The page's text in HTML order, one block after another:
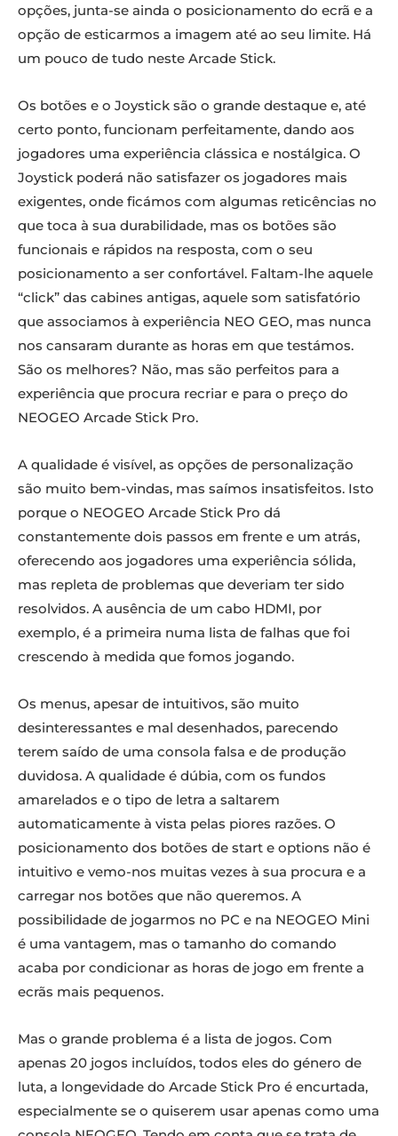
opções, junta-se ainda o posicionamento do ecrã e a
opção de esticarmos a imagem até ao seu limite. Há
um pouco de tudo neste Arcade Stick.
Os botões e o Joystick são o grande destaque e, até
certo ponto, funcionam perfeitamente, dando aos
jogadores uma experiência clássica e nostálgica. O
Joystick poderá não satisfazer os jogadores mais
exigentes, onde ficámos com algumas reticências no
que toca à sua durabilidade, mas os botões são
funcionais e rápidos na resposta, com o seu
posicionamento a ser confortável. Faltam-lhe aquele
“click” das cabines antigas, aquele som satisfatório
que associamos à experiência NEO GEO, mas nunca
nos cansaram durante as horas em que testámos.
São os melhores? Não, mas são perfeitos para a
experiência que procura recriar e para o preço do
NEOGEO Arcade Stick Pro.
A qualidade é visível, as opções de personalização
são muito bem-vindas, mas saímos insatisfeitos. Isto
porque o NEOGEO Arcade Stick Pro dá
constantemente dois passos em frente e um atrás,
oferecendo aos jogadores uma experiência sólida,
mas repleta de problemas que deveriam ter sido
resolvidos. A ausência de um cabo HDMI, por
exemplo, é a primeira numa lista de falhas que foi
crescendo à medida que fomos jogando.
Os menus, apesar de intuitivos, são muito
desinteressantes e mal desenhados, parecendo
terem saído de uma consola falsa e de produção
duvidosa. A qualidade é dúbia, com os fundos
amarelados e o tipo de letra a saltarem
automaticamente à vista pelas piores razões. O
posicionamento dos botões de start e options não é
intuitivo e vemo-nos muitas vezes à sua procura e a
carregar nos botões que não queremos. A
possibilidade de jogarmos no PC e na NEOGEO Mini
é uma vantagem, mas o tamanho do comando
acaba por condicionar as horas de jogo em frente a
ecrãs mais pequenos.
Mas o grande problema é a lista de jogos. Com
apenas 20 jogos incluídos, todos eles do género de
luta, a longevidade do Arcade Stick Pro é encurtada,
especialmente se o quiserem usar apenas como uma